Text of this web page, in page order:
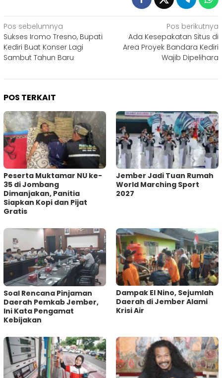
Navigasi
pos
Pos sebelumnya
Sukses Iromo Tresno, Bupati
Kediri Buat Konser Lagi
Sambut Tahun Baru
Pos berikutnya
Ada Kesepakatan Situs di
Area Proyek Bandara Kediri
Wajib Dipelihara
POS TERKAIT
Peserta Muktamar NU ke-
35 di Jombang
Dimanjakan, Panitia
Siapkan Kopi dan Pijat
Gratis
Jember Jadi Tuan Rumah
World Marching Sport
2027
‎Soal Rencana Pinjaman
Daerah Pemkab Jember,
Ini Kata Pengamat
Kebijakan ‎
Dampak El Nino, Sejumlah
Daerah di Jember Alami
Krisi Air